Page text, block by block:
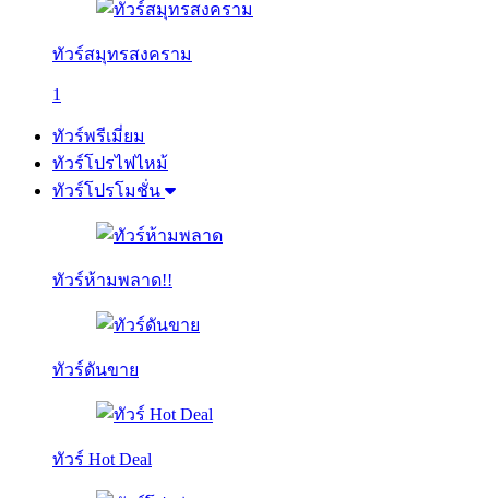
ทัวร์สมุทรสงคราม
1
ทัวร์พรีเมี่ยม
ทัวร์โปรไฟไหม้
ทัวร์โปรโมชั่น
ทัวร์ห้ามพลาด!!
ทัวร์ดันขาย
ทัวร์ Hot Deal